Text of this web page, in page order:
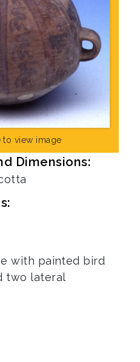
to view image
Dimensions:
with painted bird
two lateral